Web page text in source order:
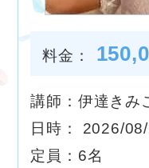
料金：
講師：伊達きみ
日時： 2026/
定員：6名